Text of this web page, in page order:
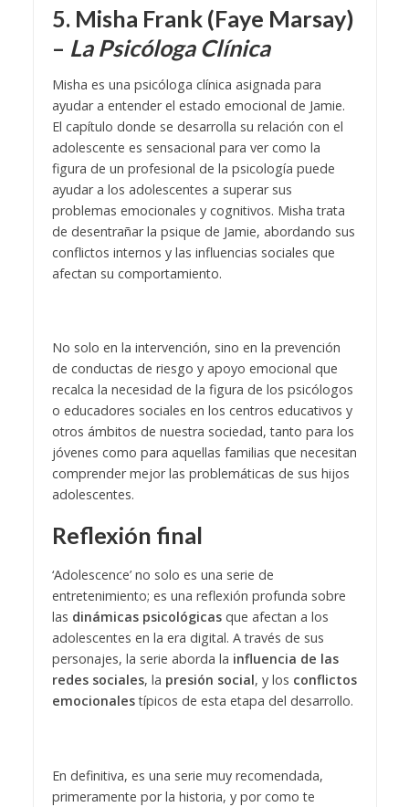
5. Misha Frank (Faye Marsay)
– La Psicóloga Clínica
Misha es una psicóloga clínica asignada para
ayudar a entender el estado emocional de Jamie.
El capítulo donde se desarrolla su relación con el
adolescente es sensacional para ver como la
figura de un profesional de la psicología puede
ayudar a los adolescentes a superar sus
problemas emocionales y cognitivos. Misha trata
de desentrañar la psique de Jamie, abordando sus
conflictos internos y las influencias sociales que
afectan su comportamiento.
No solo en la intervención, sino en la prevención
de conductas de riesgo y apoyo emocional que
recalca la necesidad de la figura de los psicólogos
o educadores sociales en los centros educativos y
otros ámbitos de nuestra sociedad, tanto para los
jóvenes como para aquellas familias que necesitan
comprender mejor las problemáticas de sus hijos
adolescentes.
Reflexión final
‘Adolescence’ no solo es una serie de
entretenimiento; es una reflexión profunda sobre
las dinámicas psicológicasque afectan a los
adolescentes en la era digital. A través de sus
personajes, la serie aborda la influencia de las
redes sociales, la presión social, y los conflictos
emocionalestípicos de esta etapa del desarrollo.
En definitiva, es una serie muy recomendada,
primeramente por la historia, y por como te